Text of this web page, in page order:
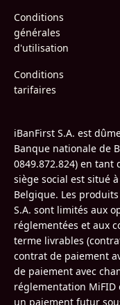
Conditions
générales
d'utilisation
Conditions
tarifaires
iBanFirst S.A. est
Banque nationale de
0849.872.824) en
siège social est situé
Belgique. Les
S.A. sont limités aux
réglementées et aux
terme livrables
contrat de paiement
de paiement avec
réglementation MiFID
un paiement futur